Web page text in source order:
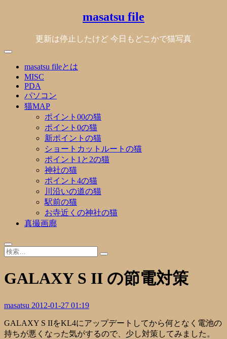
masatsu file
更新は停止したけど 今日もどこかで猫写真
masatsu fileとは
MISC
PDA
パソコン
猫MAP
ポイント00の猫
ポイント0の猫
新ポイントの猫
ショートカットルートの猫
ポイント1と2の猫
神社の猫
ポイント4の猫
川沿いの道の猫
駅前の猫
お寺近くの神社の猫
真撮画廊
GALAXY S II の節電対策
masatsu 2012-01-27 01:19
GALAXY S IIをKL4にアップデートしてから何となく電池の
持ちが悪くなった気がするので、少し対策してみました。